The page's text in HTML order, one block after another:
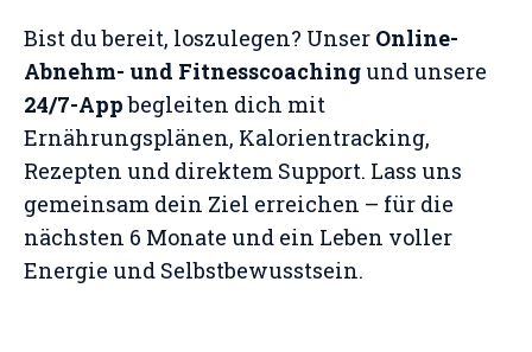
Bist du bereit, loszulegen? Unser Online-
Abnehm- und Fitnesscoachingund unsere
24/7-Appbegleiten dich mit
Ernährungsplänen, Kalorientracking,
Rezepten und direktem Support. Lass uns
gemeinsam dein Ziel erreichen – für die
nächsten 6 Monate und ein Leben voller
Energie und Selbstbewusstsein.